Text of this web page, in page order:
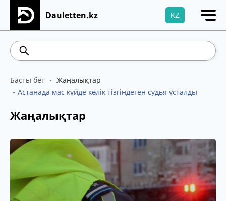
Dauletten.kz KZ
Сіздің өтінішіңіз сәтті жіберілді, Рақмет!
Басты бет
Жаңалықтар
Астанада мас күйде көлік тізгіндеген судья ұсталды
Жаңалықтар